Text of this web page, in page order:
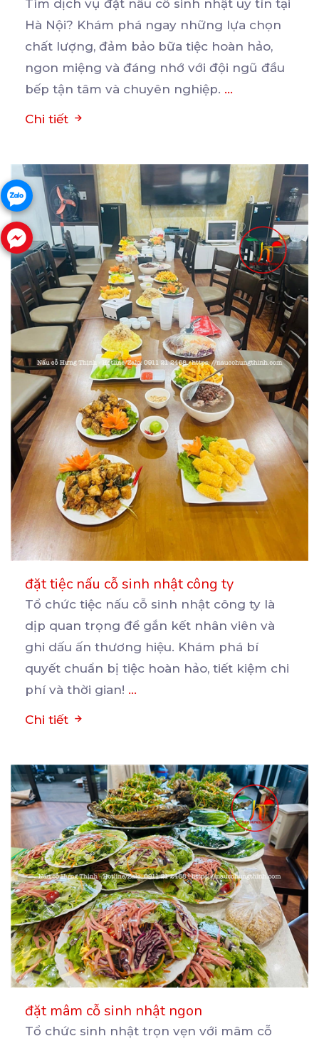
Tìm dịch vụ đặt nấu cỗ sinh nhật uy tín tại
Hà Nội? Khám phá ngay những lựa chọn
chất lượng, đảm bảo bữa tiệc hoàn hảo,
ngon miệng và đáng nhớ với đội ngũ đầu
bếp tận tâm và chuyên nghiệp. ...
Chi tiết
đặt tiệc nấu cỗ sinh nhật công ty
Tổ chức tiệc nấu cỗ sinh nhật công ty là
dịp quan trọng để gắn kết nhân viên và
ghi dấu ấn thương hiệu. Khám phá bí
quyết chuẩn bị tiệc hoàn hảo, tiết kiệm chi
phí và thời gian! ...
Chi tiết
đặt mâm cỗ sinh nhật ngon
Tổ chức sinh nhật trọn vẹn với mâm cỗ